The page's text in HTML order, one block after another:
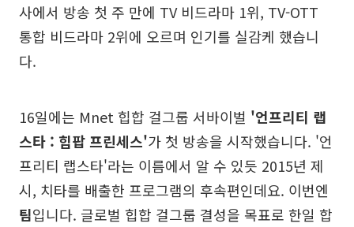
사에서 방송 첫 주 만에 TV 비드라마 1위, TV-OTT
통합 비드라마 2위에 오르며 인기를 실감케 했습니
다.
16일에는 Mnet 힙합 걸그룹 서바이벌 '언프리티 랩
스타 : 힙팝 프린세스'가 첫 방송을 시작했습니다. '언
프리티 랩스타'라는 이름에서 알 수 있듯 2015년 제
시, 치타를 배출한 프로그램의 후속편인데요. 이번엔
팀입니다. 글로벌 힙합 걸그룹 결성을 목표로 한일 합